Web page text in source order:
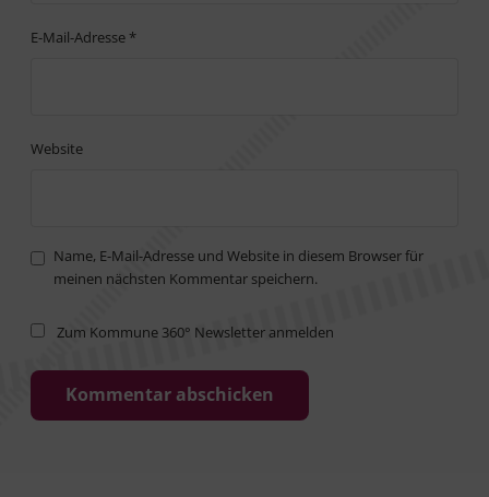
E-Mail-Adresse *
Website
Name, E-Mail-Adresse und Website in diesem Browser für
meinen nächsten Kommentar speichern.
Zum Kommune 360° Newsletter anmelden